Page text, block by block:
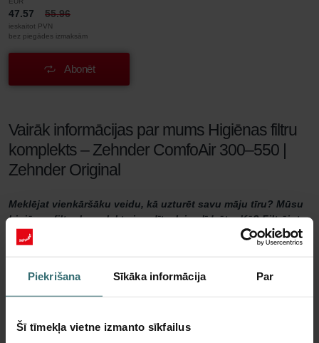
Piekrišana Sīkāka informācija Par
Šī tīmekļa vietne izmanto sīkfailus
47.57 55.96
ieskaitot PVN
bez piegādes izmaksām
Abonēt
Vairāk informācijas par mums Higiēnas filtru
komplekts – Zehnder ComfoAir 300–550 |
Zehnder Original
Meklējat vienkāršāku veidu, kā uzturēt savu māju tīru? Mūsu
higiēnas filtru komplekts ir radīts, lai palīdzētu. Kā? Filtrējot
no gaisa ziedputekšņus, (smalkos) putekļus, pelējumu un pat
baktērijas. Tas neļauj šīm nevēlamajām daļiņām iekļūt jūsu
tīrāku gaisu telpās un tādējādi higiēniskāku māju!